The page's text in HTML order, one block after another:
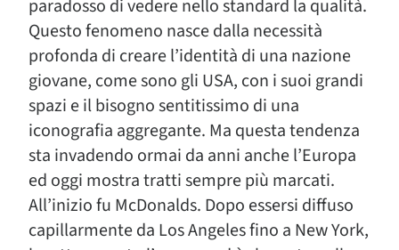
paradosso di vedere nello standard la qualità.
Questo fenomeno nasce dalla necessità
profonda di creare l’identità di una nazione
giovane, come sono gli USA, con i suoi grandi
spazi e il bisogno sentitissimo di una
iconografia aggregante. Ma questa tendenza
sta invadendo ormai da anni anche l’Europa
ed oggi mostra tratti sempre più marcati.
All’inizio fu McDonalds. Dopo essersi diffuso
capillarmente da Los Angeles fino a New York,